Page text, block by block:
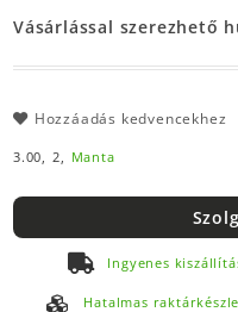
Vásárlással szerezhető
Hozzáadás kedvencekhez
3.00, 2, Manta
Ingyenes
Hatalmas